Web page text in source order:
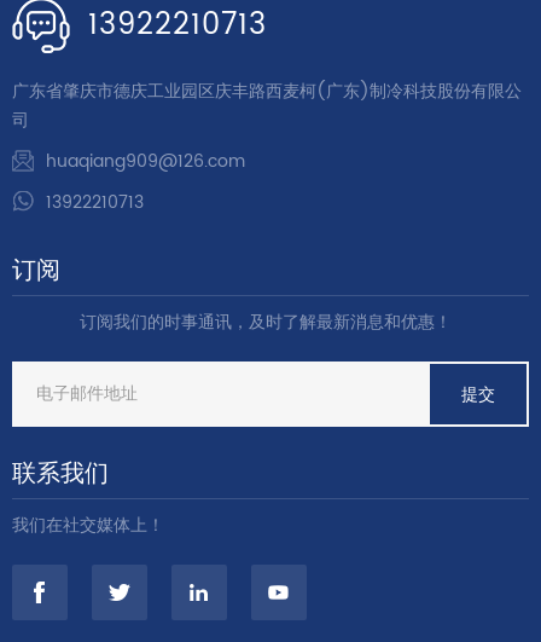
13922210713
广东省肇庆市德庆工业园区庆丰路西麦柯(广东)制冷科技股份有限公
司
huaqiang909@126.com
13922210713
订阅
订阅我们的时事通讯，及时了解最新消息和优惠！
联系我们
我们在社交媒体上！